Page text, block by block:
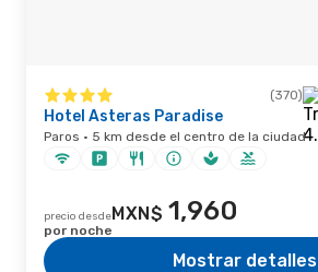
(370)
Hotel Asteras Paradise
Paros · 5 km desde el centro de la ciudad
precio desdeMXN$ 1,960
por noche
Mostrar detalles